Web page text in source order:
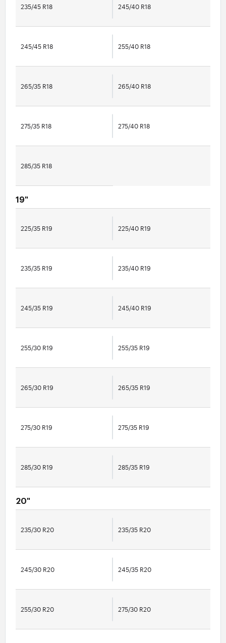
235/45 R18 245/40 R18
245/45 R18 255/40 R18
265/35 R18 265/40 R18
275/35 R18 275/40 R18
285/35 R18
19"
225/35 R19 225/40 R19
235/35 R19 235/40 R19
245/35 R19 245/40 R19
255/30 R19 255/35 R19
265/30 R19 265/35 R19
275/30 R19 275/35 R19
285/30 R19 285/35 R19
20"
235/30 R20 235/35 R20
245/30 R20 245/35 R20
255/30 R20 275/30 R20